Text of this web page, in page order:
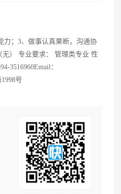
力；3、做事认真果断，沟通协
无） 专业要求： 管理类专业 性
3516960Email：
号